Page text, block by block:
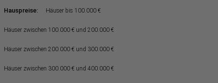
Hauspreise: Häuser bis 100.000 €
Häuser zwischen 100.000 € und 200.000 €
Häuser zwischen 200.000 € und 300.000 €
Häuser zwischen 300.000 € und 400.000 €